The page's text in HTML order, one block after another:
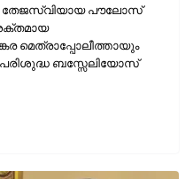
തേജസ്വിയായ പൗലോസ്
മെത്രാപ്പോലീത്തായും
ബസ്സേലിയോസ്